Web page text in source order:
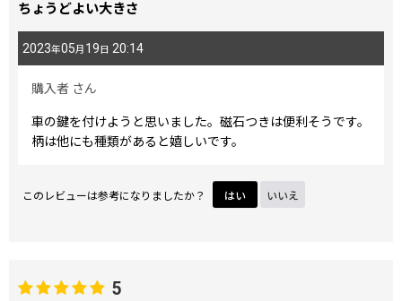
ちょうどよい大きさ
2023年05月 19 日 20:14
購入者 さん
車の鍵を付けようと思いました。磁石つきは便利そうです。
柄は他にも種類があると嬉しいです。
このレビューは参考になりましたか？ はい いいえ
5